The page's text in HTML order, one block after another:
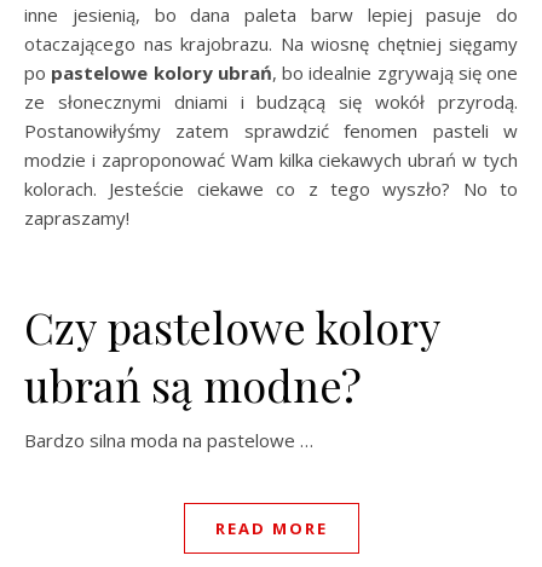
inne jesienią, bo dana paleta barw lepiej pasuje do
otaczającego nas krajobrazu. Na wiosnę chętniej sięgamy
po pastelowe kolory ubrań, bo idealnie zgrywają się one
ze słonecznymi dniami i budzącą się wokół przyrodą.
Postanowiłyśmy zatem sprawdzić fenomen pasteli w
modzie i zaproponować Wam kilka ciekawych ubrań w tych
kolorach. Jesteście ciekawe co z tego wyszło? No to
zapraszamy!
Czy pastelowe kolory
ubrań są modne?
Bardzo silna moda na pastelowe …
READ MORE